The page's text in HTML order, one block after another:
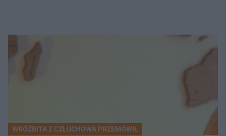
WRÓŻBITA Z CZŁUCHOWA PRZEMÓWIŁ